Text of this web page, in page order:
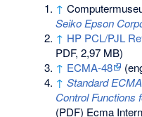
↑
Seiko Epson
↑ HP PCL/PJL
PDF, 2,97 MB)
↑ ECMA-48
↑ Standard
Control Functions
(PDF) Ecma